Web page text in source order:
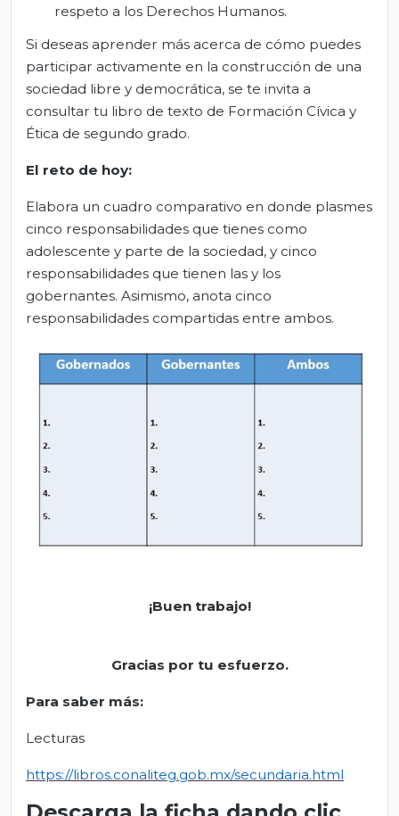
respeto a los Derechos Humanos.
Si deseas aprender más acerca de cómo puedes
participar activamente en la construcción de una
sociedad libre y democrática, se te invita a
consultar tu libro de texto de Formación Cívica y
Ética de segundo grado.
El reto de hoy:
Elabora un cuadro comparativo en donde plasmes
cinco responsabilidades que tienes como
adolescente y parte de la sociedad, y cinco
responsabilidades que tienen las y los
gobernantes. Asimismo, anota cinco
responsabilidades compartidas entre ambos.
¡Buen trabajo!
Gracias por tu esfuerzo.
Para saber más:
Lecturas
https://libros.conaliteg.gob.mx/secundaria.html